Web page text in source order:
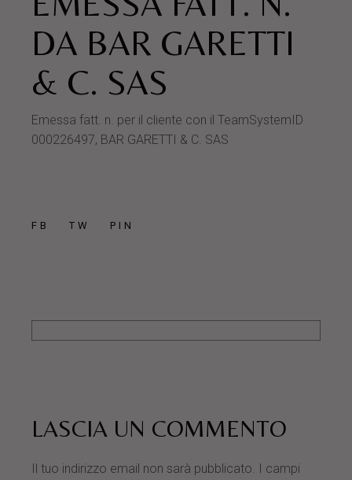
DA BAR GARETTI
& C. SAS
Emessa fatt. n. per il cliente con il TeamSystemID
000226497, BAR GARETTI & C. SAS
FB TW PIN
LASCIA UN COMMENTO
Il tuo indirizzo email non sarà pubblicato. I campi